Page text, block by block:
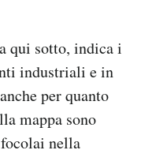
qui sotto, indica i
industriali e in
per quanto
mappa sono
nella